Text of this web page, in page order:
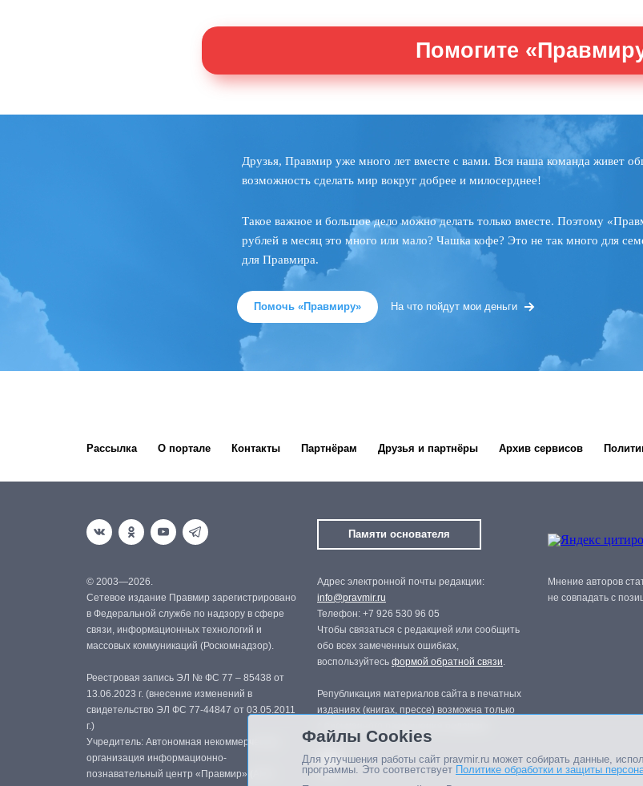
Помогите
Друзья, Правмир уже много лет вместе с вами. Вся наша команда живет
возможность сделать мир вокруг добрее и милосерднее!
Такое важное и большое дело можно делать только вместе. Поэтому
рублей в месяц это много или мало? Чашка кофе? Это не так много для
для Правмира.
Помочь «Правмиру» На что пойдут мои деньги
Рассылка О портале Контакты Партнёрам Друзья и партнёры Архив сервисов
Памяти основателя
© 2003—2026.
Сетевое издание Правмир зарегистрировано
в Федеральной службе по надзору в сфере
связи, информационных технологий и
массовых коммуникаций (Роскомнадзор).
Реестровая запись ЭЛ № ФС 77 – 85438 от
13.06.2023 г. (внесение изменений в
свидетельство ЭЛ ФС 77-44847 от 03.05.2011
г.)
Учредитель: Автономная некоммерческая
организация информационно-
познавательный центр «Правмир» (АНО
Адрес электронной почты редакции:
info@pravmir.ru
Телефон: +7 926 530 96 05
Чтобы связаться с редакцией или сообщить
обо всех замеченных ошибках,
воспользуйтесь формой обратной связи.
Републикация материалов сайта в печатных
изданиях (книгах, прессе) возможна только
Мнение авторов
не совпадать с
Файлы Cookies
Для улучшения работы сайт pravmir.ru может собирать данные,
программы. Это соответствует Политике обработки и защиты